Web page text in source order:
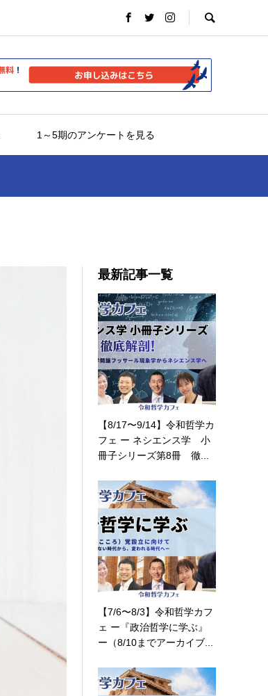
1～5期のアンケートを見る
最新記事一覧
【8/17〜9/14】令和哲学カ
フェ ー ネシエンス学 小
冊子シリーズ第8冊 徹...
【7/6〜8/3】令和哲学カフ
ェ ー『政治哲学に学ぶ』
ー（8/10までアーカイブ...